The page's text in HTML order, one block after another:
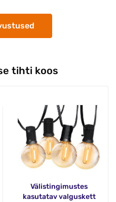
tihti koos
Välistingimustes
kasutatav valguskett